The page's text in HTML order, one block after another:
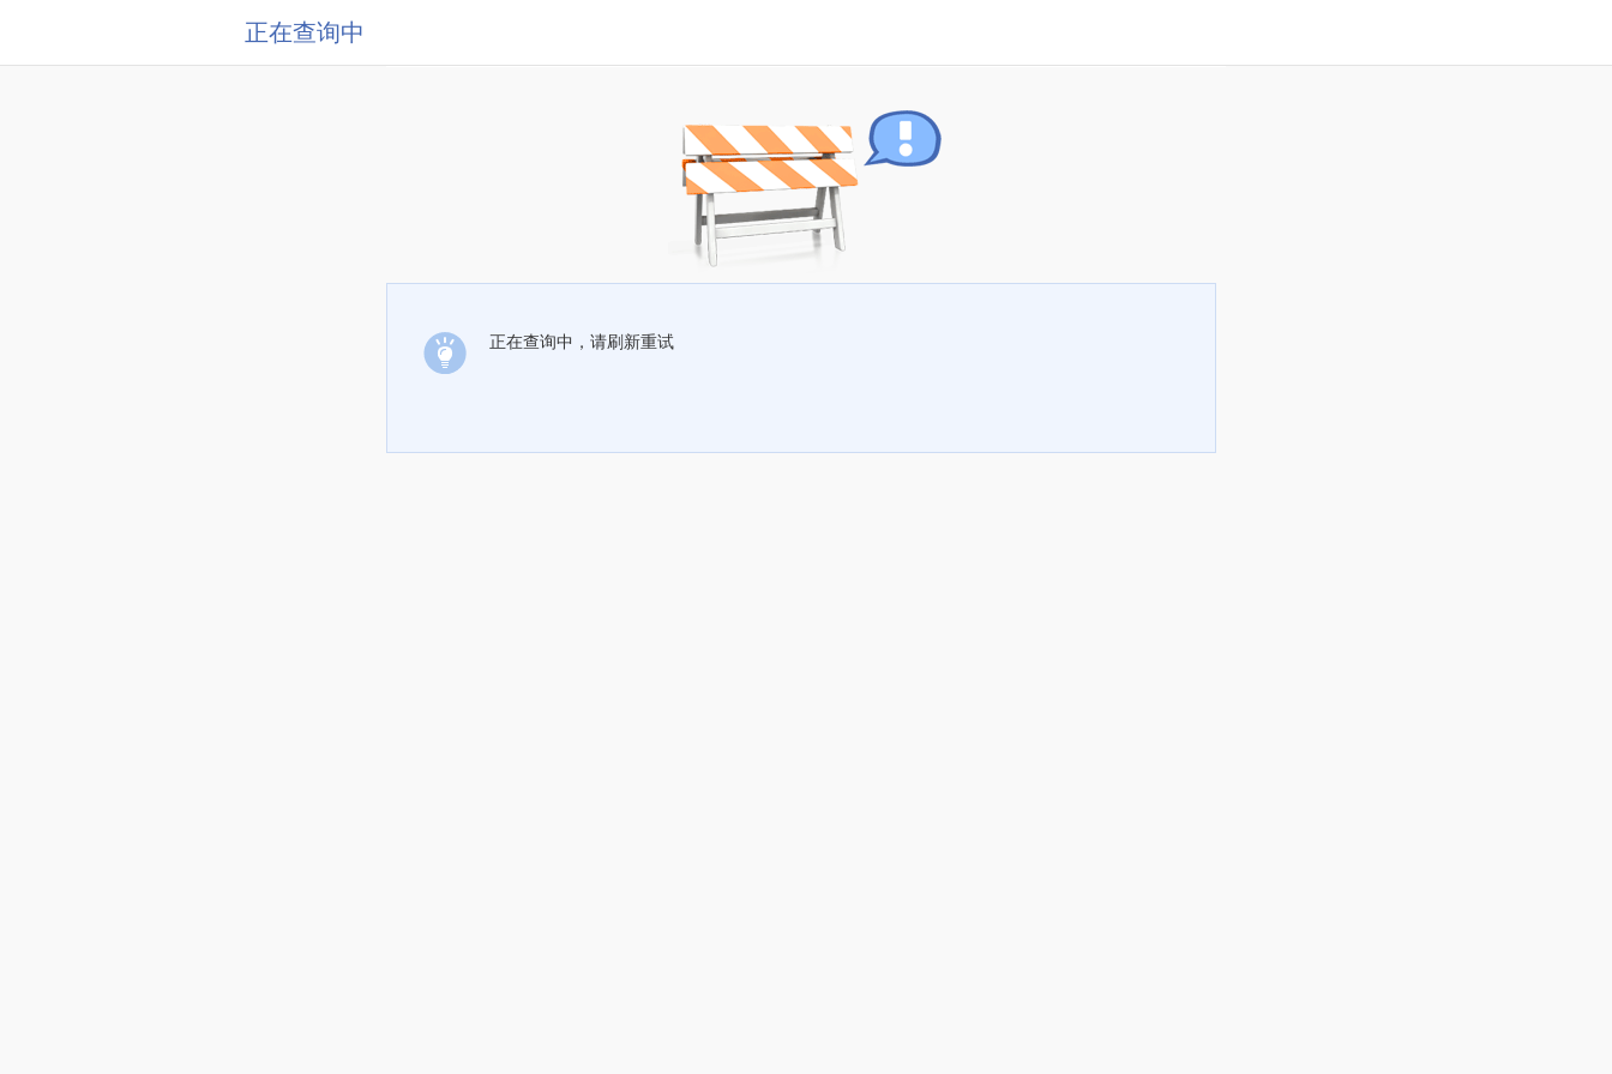
正在查询中
正在查询中，请刷新重试